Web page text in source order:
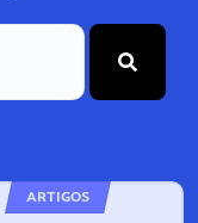
ARTIGOS